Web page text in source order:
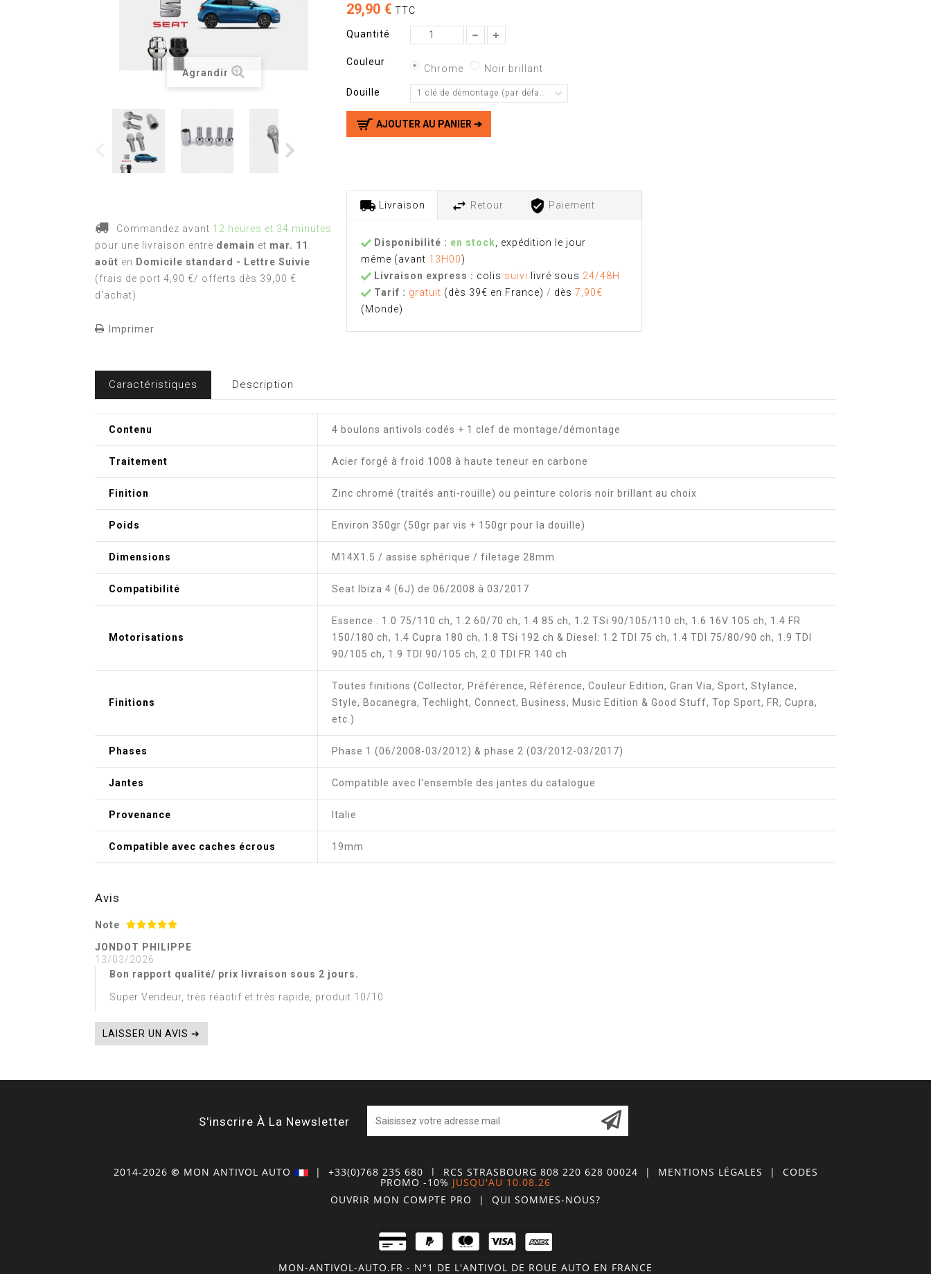
Agrandir
Commandez avant 12 heures et 34 minutes
pour une livraison entre demain et mar. 11
août en Domicile standard - Lettre Suivie
(frais de port 4,90 €/ offerts dès 39,00 €
d'achat)
Imprimer
29,90 € TTC
Quantité
Couleur
Chrome Noir brillant
Douille 1 clé de démontage (par défaut)
AJOUTER AU PANIER ➔
Livraison Retour Paiement
Disponibilité : en stock , expédition le jour
même (avant 13H00)
Livraison express : colis suivi livré sous 24/48H
Tarif : gratuit (dès 39€ en France) / dès 7,90€
(Monde)
Caractéristiques Description
Contenu 4 boulons antivols codés + 1 clef de montage/démontage
Traitement Acier forgé à froid 1008 à haute teneur en carbone
Finition Zinc chromé (traités anti-rouille) ou peinture coloris noir brillant au choix
Poids Environ 350gr (50gr par vis + 150gr pour la douille)
Dimensions M14X1.5 / assise sphérique / filetage 28mm
Compatibilité Seat Ibiza 4 (6J) de 06/2008 à 03/2017
Motorisations
Essence : 1.0 75/110 ch, 1.2 60/70 ch, 1.4 85 ch, 1.2 TSi 90/105/110 ch, 1.6 16V 105 ch, 1.4 FR
150/180 ch, 1.4 Cupra 180 ch, 1.8 TSi 192 ch & Diesel: 1.2 TDI 75 ch, 1.4 TDI 75/80/90 ch, 1.9 TDI
90/105 ch, 1.9 TDI 90/105 ch, 2.0 TDI FR 140 ch
Finitions
Toutes finitions (Collector, Préférence, Référence, Couleur Edition, Gran Via, Sport, Stylance,
Style, Bocanegra, Techlight, Connect, Business, Music Edition & Good Stuff, Top Sport, FR, Cupra,
etc.)
Phases Phase 1 (06/2008-03/2012) & phase 2 (03/2012-03/2017)
Jantes Compatible avec l'ensemble des jantes du catalogue
Provenance Italie
Compatible avec caches écrous 19mm
Avis
Note
JONDOT PHILIPPE
13/03/2026
Bon rapport qualité/ prix livraison sous 2 jours.
Super Vendeur, très réactif et très rapide, produit 10/10
LAISSER UN AVIS ➔
S'inscrire À La Newsletter
2014-2026 © MON ANTIVOL AUTO | +33(0)768 235 680 | RCS STRASBOURG 808 220 628 00024 | MENTIONS LÉGALES | CODES
PROMO -10% JUSQU'AU 10.08.26
OUVRIR MON COMPTE PRO | QUI SOMMES-NOUS?
MON-ANTIVOL-AUTO.FR - N°1 DE L'ANTIVOL DE ROUE AUTO EN FRANCE